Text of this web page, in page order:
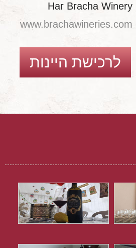
Har Bracha Winery
www.brachawineries.com
לרכישת היינות